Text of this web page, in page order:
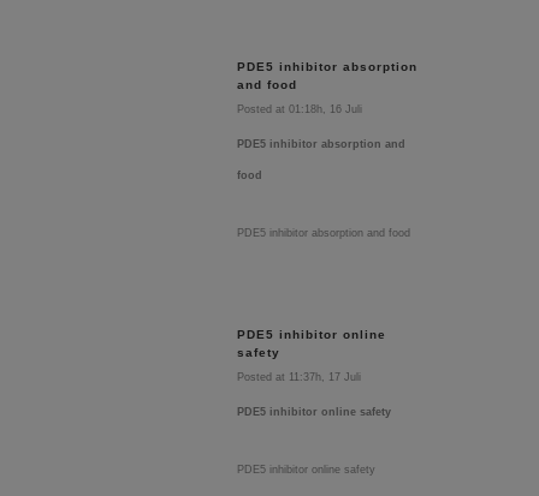
PDE5 inhibitor absorption
and food
Posted at 01:18h, 16 Juli
PDE5 inhibitor absorption and
food
PDE5 inhibitor absorption and food
PDE5 inhibitor online
safety
Posted at 11:37h, 17 Juli
PDE5 inhibitor online safety
PDE5 inhibitor online safety